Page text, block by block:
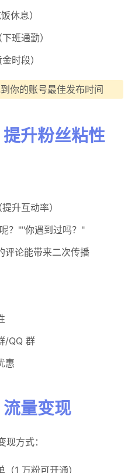
休息）
班通勤）
时段）
你的账号最佳发布时间
升粉丝粘性
升互动率）
？""你遇到过吗？"
评论能带来二次传播
/QQ 群
惠
量变现
方式：
1 万粉可开通）